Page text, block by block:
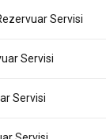
Servisi
Servisi
Servisi